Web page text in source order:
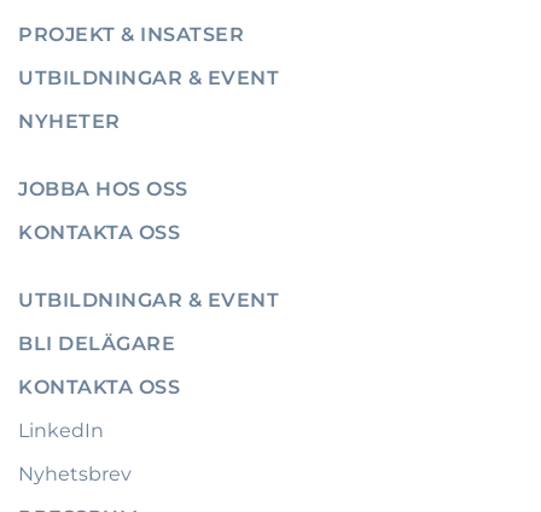
PROJEKT & INSATSER
UTBILDNINGAR & EVENT
NYHETER
JOBBA HOS OSS
KONTAKTA OSS
UTBILDNINGAR & EVENT
BLI DELÄGARE
KONTAKTA OSS
LinkedIn
Nyhetsbrev